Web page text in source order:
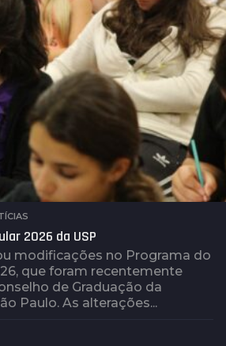
2026 da USP
modificações no Programa do
que foram recentemente
de Graduação da
Paulo. As alterações...